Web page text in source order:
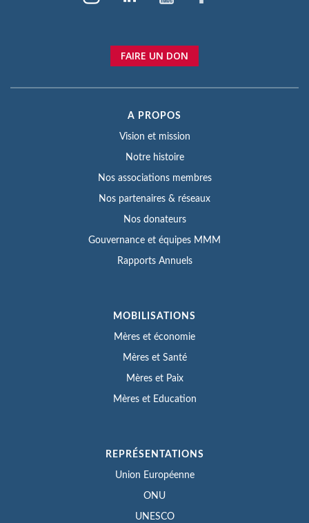
FAIRE UN DON
A PROPOS
Vision et mission
Notre histoire
Nos associations membres
Nos partenaires & réseaux
Nos donateurs
Gouvernance et équipes MMM
Rapports Annuels
MOBILISATIONS
Mères et économie
Mères et Santé
Mères et Paix
Mères et Education
REPRÉSENTATIONS
Union Européenne
ONU
UNESCO